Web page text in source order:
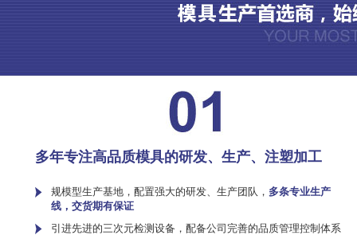
多年专注高品质模具的研发、生产、注塑加工
规模型生产基地，配置强大的研发、生产团队， 多条专业生产
线，交货期有保证
引进先进的三次元检测设备，配备公司完善的品质管理控制体系